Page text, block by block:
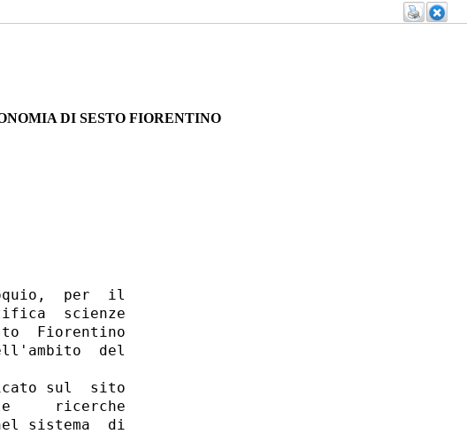
DI SESTO FIORENTINO
per  il
scienze
Fiorentino
del
sul  sito
ricerche
sistema  di